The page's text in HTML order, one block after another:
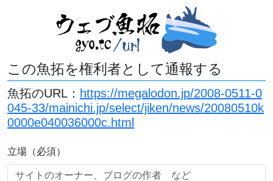
この魚拓を権利者として通報する
魚拓のURL： https://megalodon.jp/2008-0511-0
045-33/mainichi.jp/select/jiken/news/20080510k
0000e040036000c.html
立場（必須）